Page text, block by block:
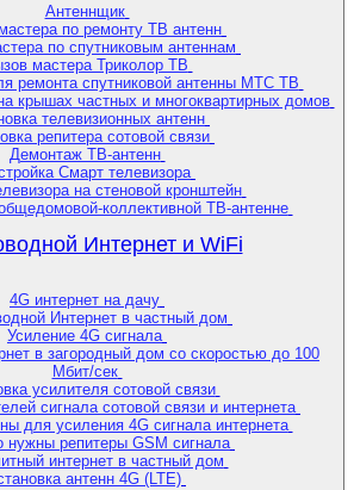
Антеннщик
по ремонту ТВ антенн
по спутниковым антеннам
мастера Триколор ТВ
ремонта спутниковой антенны МТС ТВ
крышах частных и многоквартирных домов
телевизионных антенн
репитера сотовой связи
Демонтаж ТВ-антенн
Смарт телевизора
на стеновой кронштейн
коллективной ТВ-антенне
Интернет и WiFi
4G интернет на дачу
Интернет в частный дом
Усиление 4G сигнала
в загородный дом со скоростью до 100
Мбит/сек
усилителя сотовой связи
сигнала сотовой связи и интернета
для усиления 4G сигнала интернета
нужны репитеры GSM сигнала
интернет в частный дом
антенн 4G (LTE)